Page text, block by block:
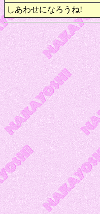
しあわせになろうね!